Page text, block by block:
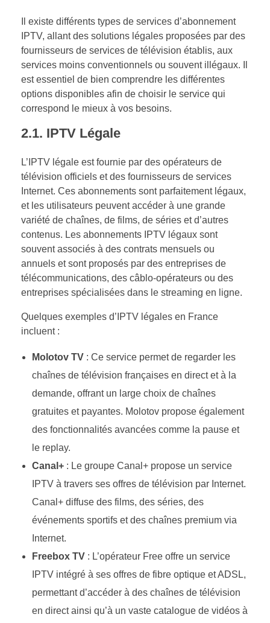
Il existe différents types de services d’abonnement
IPTV, allant des solutions légales proposées par des
fournisseurs de services de télévision établis, aux
services moins conventionnels ou souvent illégaux. Il
est essentiel de bien comprendre les différentes
options disponibles afin de choisir le service qui
correspond le mieux à vos besoins.
2.1. IPTV Légale
L’IPTV légale est fournie par des opérateurs de
télévision officiels et des fournisseurs de services
Internet. Ces abonnements sont parfaitement légaux,
et les utilisateurs peuvent accéder à une grande
variété de chaînes, de films, de séries et d’autres
contenus. Les abonnements IPTV légaux sont
souvent associés à des contrats mensuels ou
annuels et sont proposés par des entreprises de
télécommunications, des câblo-opérateurs ou des
entreprises spécialisées dans le streaming en ligne.
Quelques exemples d’IPTV légales en France
incluent :
Molotov TV: Ce service permet de regarder les
chaînes de télévision françaises en direct et à la
demande, offrant un large choix de chaînes
gratuites et payantes. Molotov propose également
des fonctionnalités avancées comme la pause et
le replay.
Canal+: Le groupe Canal+ propose un service
IPTV à travers ses offres de télévision par Internet.
Canal+ diffuse des films, des séries, des
événements sportifs et des chaînes premium via
Internet.
Freebox TV: L’opérateur Free offre un service
IPTV intégré à ses offres de fibre optique et ADSL,
permettant d’accéder à des chaînes de télévision
en direct ainsi qu’à un vaste catalogue de vidéos à